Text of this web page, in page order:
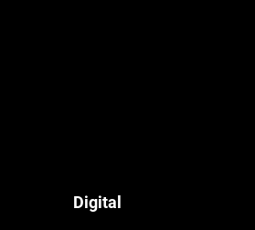
Digital